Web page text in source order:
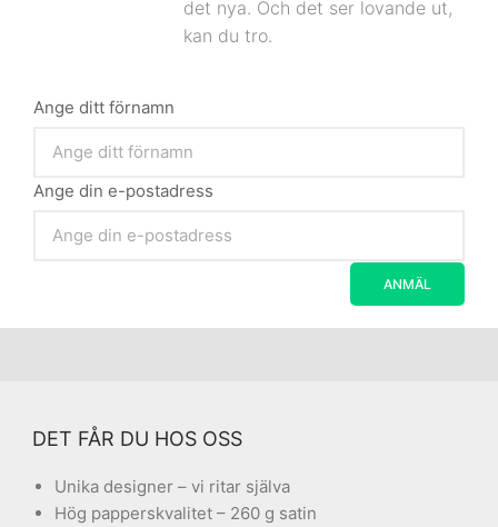
det nya. Och det ser lovande ut,
kan du tro.
Ange ditt förnamn
Ange din e-postadress
DET FÅR DU HOS OSS
Unika designer – vi ritar själva
Hög papperskvalitet – 260 g satin